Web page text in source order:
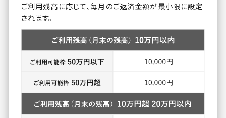
ご利用残高に応じて、毎月のご返済金額が最小限に設定
されます。